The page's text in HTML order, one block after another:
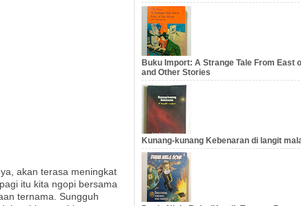
akan terasa meningkat
itu kita ngopi bersama
ternama. Sungguh
Buku Import: A Strange Tale From East
and Other Stories
Kunang-kunang Kebenaran di langit